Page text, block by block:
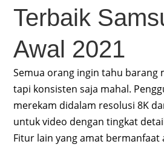
Terbaik
Awal 2021
Semua orang ingin tahu barang
tapi konsisten saja mahal.
merekam didalam resolusi 8K
untuk video dengan tingkat
Fitur lain yang amat bermanfaat